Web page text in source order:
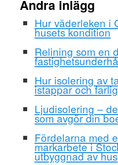
Andra inlägg
Hur väderleken i
husets kondition
Relining som en
Hur isolering av
istappar och
Ljudisolering –
som avgör din
Fördelarna med
markarbete i
utbyggnad av hus